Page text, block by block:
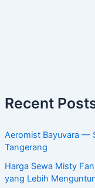
Recent
Aeromist Bayuvara —
Tangerang
Harga Sewa Misty
yang Lebih